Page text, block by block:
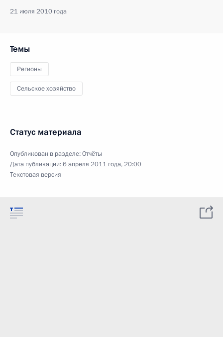
21 июля 2010 года
Темы
Регионы
Сельское хозяйство
Статус материала
Опубликован в разделе:Отчёты
Дата публикации:6 апреля 2011 года, 20:00
Текстовая версия